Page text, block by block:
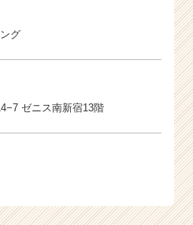
グ
ゼニス南新宿13階